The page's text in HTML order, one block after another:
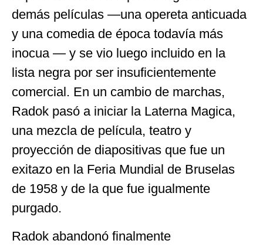
demás películas —una opereta anticuada
y una comedia de época todavía más
inocua — y se vio luego incluido en la
lista negra por ser insuficientemente
comercial. En un cambio de marchas,
Radok pasó a iniciar la Laterna Magica,
una mezcla de película, teatro y
proyección de diapositivas que fue un
exitazo en la Feria Mundial de Bruselas
de 1958 y de la que fue igualmente
purgado.
Radok abandonó finalmente